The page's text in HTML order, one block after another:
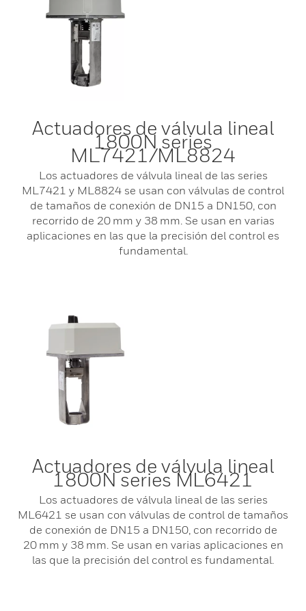
Actuadores de válvula lineal
1800N series
ML7421/ML8824
Los actuadores de válvula lineal de las series
ML7421 y ML8824 se usan con válvulas de control
de tamaños de conexión de DN15 a DN150, con
recorrido de 20 mm y 38 mm. Se usan en varias
aplicaciones en las que la precisión del control es
fundamental.
Actuadores de válvula lineal
1800N series ML6421
Los actuadores de válvula lineal de las series
ML6421 se usan con válvulas de control de tamaños
de conexión de DN15 a DN150, con recorrido de
20 mm y 38 mm. Se usan en varias aplicaciones en
las que la precisión del control es fundamental.